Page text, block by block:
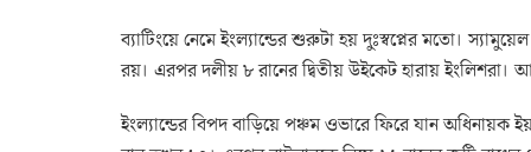
ব্যাটিংয়ে নেমে ইংল্যান্ডের শুরুটা হয় দুঃস্বপ্নের মতো।
রয়। এরপর দলীয় ৮ রানের দ্বিতীয় উইকেট হারায় ইংলিশরা।
ইংল্যান্ডের বিপদ বাড়িয়ে পঞ্চম ওভারে ফিরে যান অধিনায়ক